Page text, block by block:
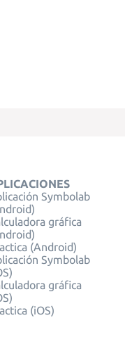
Symbolab
gráfica
(Android)
Symbolab
gráfica
(iOS)